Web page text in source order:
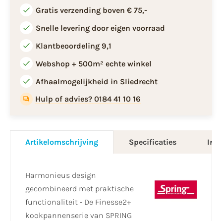
Gratis verzending boven € 75,-
Snelle levering door eigen voorraad
Klantbeoordeling 9,1
Webshop + 500m² echte winkel
Afhaalmogelijkheid in Sliedrecht
Hulp of advies? 0184 41 10 16
Artikelomschrijving Specificaties
Harmonieus design
gecombineerd met praktische
functionaliteit - De Finesse2+
kookpannenserie van SPRING